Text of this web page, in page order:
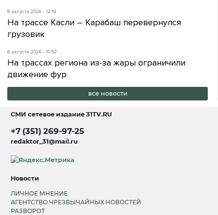
8 августа 2026 - 12:19
На трассе Касли – Карабаш перевернулся
грузовик
8 августа 2026 - 10:52
На трассах региона из-за жары ограничили
движение фур
все новости
СМИ сетевое издание31TV.RU
+7 (351) 269-97-25
redaktor_31@mail.ru
Новости
ЛИЧНОЕ МНЕНИЕ
АГЕНТСТВО ЧРЕЗВЫЧАЙНЫХ НОВОСТЕЙ
РАЗВОРОТ